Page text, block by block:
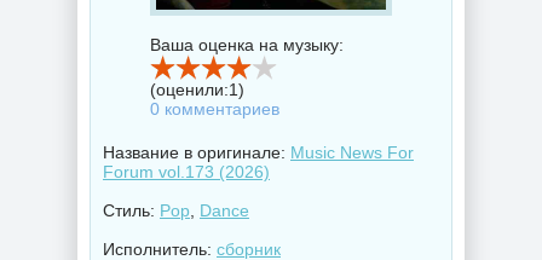
Ваша оценка на музыку:
(оценили:1)
0 комментариев
Название в оригинале: Music News For
Forum vol.173 (2026)
Стиль: Pop Dance
Исполнитель: сборник